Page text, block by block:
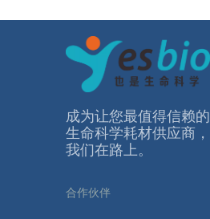
成为让您最值得信赖的
⽣命科学耗材供应商，
我们在路上。
合作伙伴